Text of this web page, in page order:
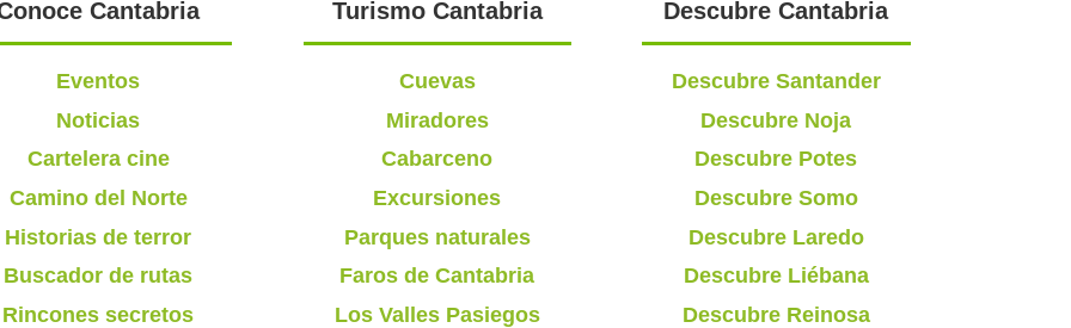
Cantabria
Eventos
Noticias
Cartelera cine
Camino del Norte
Historias de terror
Buscador de rutas
Rincones secretos
Turismo Cantabria
Cuevas
Miradores
Cabarceno
Excursiones
Parques naturales
Faros de Cantabria
Los Valles Pasiegos
Descubre Cantabria
Descubre Santander
Descubre Noja
Descubre Potes
Descubre Somo
Descubre Laredo
Descubre Liébana
Descubre Reinosa